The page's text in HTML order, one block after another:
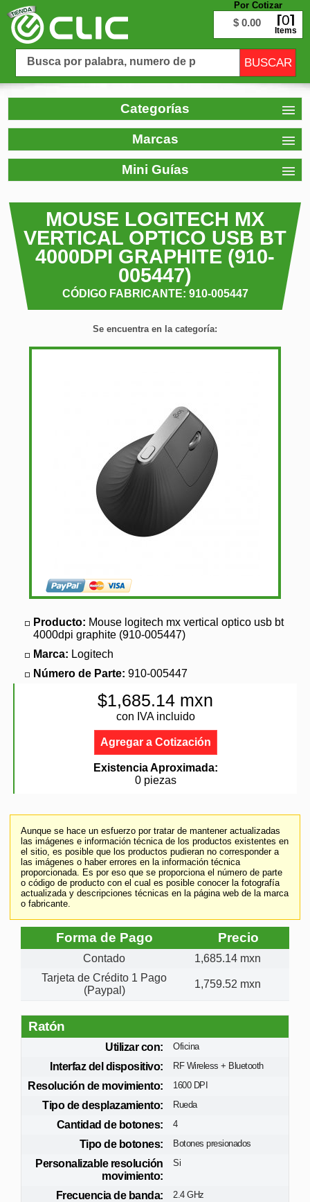
Por Cotizar
$ 0.00 0
Items
Categorías
Marcas
Mini Guías
MOUSE LOGITECH MX
VERTICAL OPTICO USB BT
4000DPI GRAPHITE (910-
005447)
CÓDIGO FABRICANTE: 910-005447
Se encuentra en la categoría:
Producto: Mouse logitech mx vertical optico usb bt
4000dpi graphite (910-005447)
Marca: Logitech
Número de Parte: 910-005447
$1,685.14 mxn
con IVA incluido
Agregar a Cotización
Existencia Aproximada:
0 piezas
Aunque se hace un esfuerzo por tratar de mantener actualizadas
las imágenes e información técnica de los productos existentes en
el sitio, es posible que los productos pudieran no corresponder a
las imágenes o haber errores en la información técnica
proporcionada. Es por eso que se proporciona el número de parte
o código de producto con el cual es posible conocer la fotografía
actualizada y descripciones técnicas en la página web de la marca
o fabricante.
Forma de Pago Precio
Contado
1,685.14 mxn
Tarjeta de Crédito 1 Pago
(Paypal)
1,759.52 mxn
Ratón
Utilizar con: Oficina
Interfaz del dispositivo: RF Wireless + Bluetooth
Resolución de movimiento: 1600 DPI
Tipo de desplazamiento: Rueda
Cantidad de botones: 4
Tipo de botones: Botones presionados
Personalizable resolución
movimiento:
Si
Frecuencia de banda: 2.4 GHz